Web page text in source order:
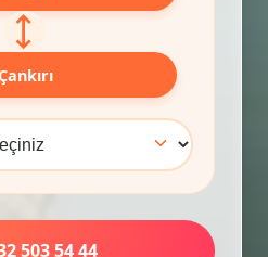
⟷
503 54 44